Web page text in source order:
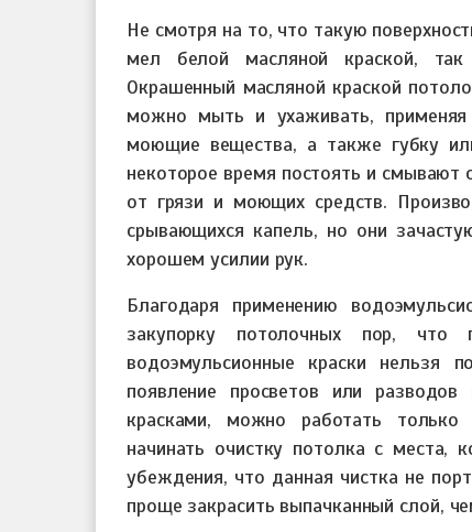
Не смотря на то, что такую
мел белой масляной краской,
Окрашенный масляной краской
можно мыть и ухаживать,
моющие вещества, а также губку
некоторое время постоять и
от грязи и моющих средств.
срывающихся капель, но они
хорошем усилии рук.
Благодаря применению
закупорку потолочных пор, что
водоэмульсионные краски нельзя
появление просветов или
красками, можно работать
начинать очистку потолка с
убеждения, что данная чистка не
проще закрасить выпачканный слой,